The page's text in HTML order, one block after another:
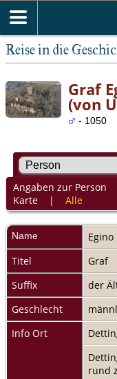
Reise in die
Graf
(von
- 1050
Angaben zur Person
Karte| Alle
Name Egino
Titel
Graf
Suffix
der
Geschlecht
Info Ort
rund